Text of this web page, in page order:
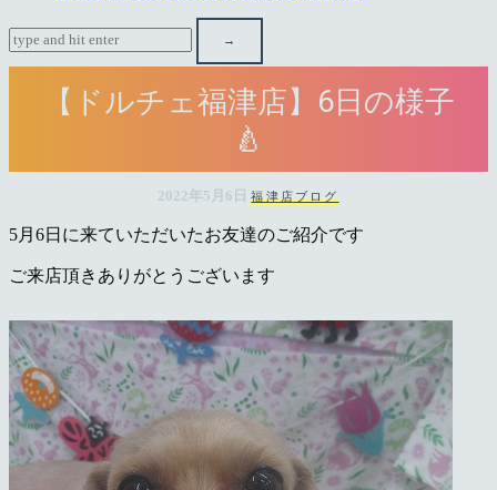
ル
チ
県
千
店
／
福
津
【ドルチェ福津店】6日の様子
🍐
2022年5月6日福津店ブログ
5月6日に来ていただいたお友達のご紹介です
ご来店頂きありがとうございます